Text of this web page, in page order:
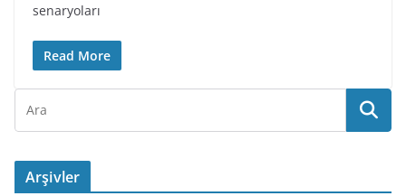
senaryoları
Read More
Arşivler